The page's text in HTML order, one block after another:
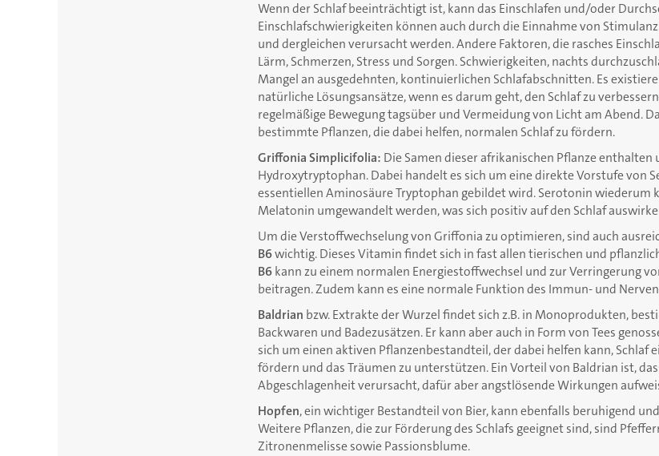
Wenn der Schlaf beeinträchtigt ist, kann das Einschlafen und/oder
Einschlafschwierigkeiten können auch durch die Einnahme von
und dergleichen verursacht werden. Andere Faktoren, die rasches
Lärm, Schmerzen, Stress und Sorgen. Schwierigkeiten, nachts
Mangel an ausgedehnten, kontinuierlichen Schlafabschnitten. Es
natürliche Lösungsansätze, wenn es darum geht, den Schlaf zu
regelmäßige Bewegung tagsüber und Vermeidung von Licht am Abend.
bestimmte Pflanzen, die dabei helfen, normalen Schlaf zu fördern.
Griffonia Simplicifolia: Die Samen dieser afrikanischen Pflanze enthalten
Hydroxytryptophan. Dabei handelt es sich um eine direkte Vorstufe von
essentiellen Aminosäure Tryptophan gebildet wird. Serotonin wiederum
Melatonin umgewandelt werden, was sich positiv auf den Schlaf
Um die Verstoffwechselung von Griffonia zu optimieren, sind auch
B6wichtig. Dieses Vitamin findet sich in fast allen tierischen und
B6 kann zu einem normalen Energiestoffwechsel und zur Verringerung
beitragen. Zudem kann es eine normale Funktion des Immun- und
Baldrian bzw. Extrakte der Wurzel findet sich z.B. in Monoprodukten,
Backwaren und Badezusätzen. Er kann aber auch in Form von Tees
sich um einen aktiven Pflanzenbestandteil, der dabei helfen kann, Schlaf
fördern und das Träumen zu unterstützen. Ein Vorteil von Baldrian ist,
Abgeschlagenheit verursacht, dafür aber angstlösende Wirkungen
Hopfen, ein wichtiger Bestandteil von Bier, kann ebenfalls beruhigend
Weitere Pflanzen, die zur Förderung des Schlafs geeignet sind, sind
Zitronenmelisse sowie Passionsblume.